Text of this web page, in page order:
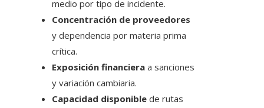
medio por tipo de incidente.
Concentración de proveedores
y dependencia por materia prima
crítica.
Exposición financiera a sanciones
y variación cambiaria.
Capacidad disponible de rutas